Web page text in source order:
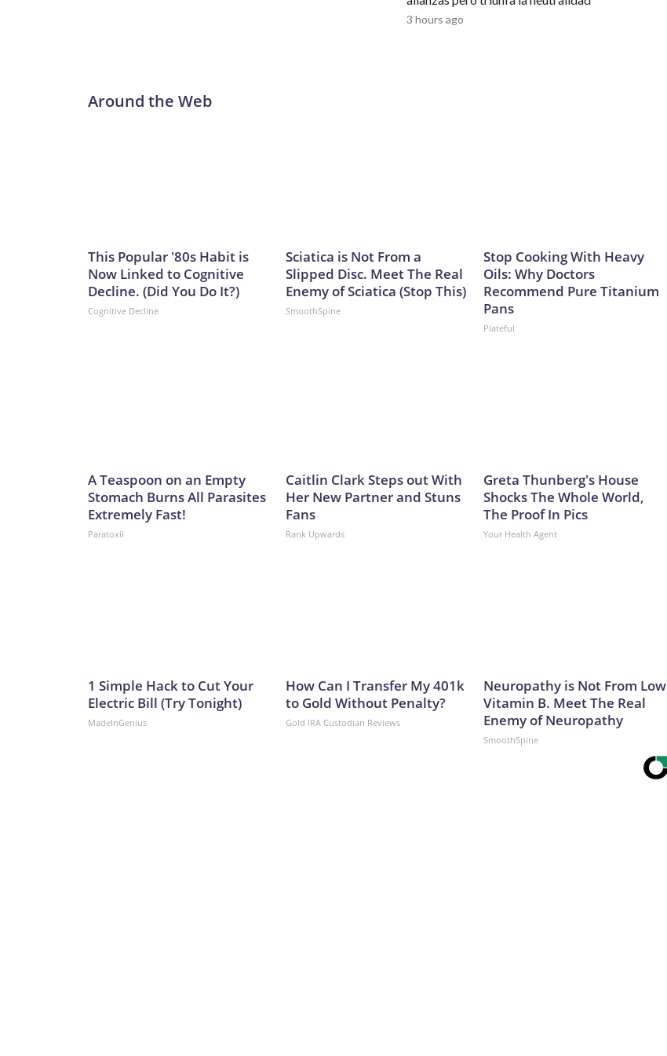
patógenos capaces de infectar células u organismos eucariotas. Estos pueden causar diversas enfermedades
que plantea la nueva investigación es menor que el de otras herramientas de IA. Esto se debe principalmente
3 hours ago
Around the Web
This Popular '80s Habit is
Now Linked to Cognitive
Decline. (Did You Do It?)
Cognitive Decline
Sciatica is Not From a
Slipped Disc. Meet The Real
Enemy of Sciatica (Stop This)
SmoothSpine
Stop Cooking With Heavy
Oils: Why Doctors
Recommend Pure Titanium
Pans
Plateful
A Teaspoon on an Empty
Stomach Burns All Parasites
Extremely Fast!
Paratoxil
Caitlin Clark Steps out With
Her New Partner and Stuns
Fans
Rank Upwards
Greta Thunberg's House
Shocks The Whole World,
The Proof In Pics
Your Health Agent
1 Simple Hack to Cut Your
Electric Bill (Try Tonight)
MadeInGenius
How Can I Transfer My 401k
to Gold Without Penalty?
Gold IRA Custodian Reviews
Neuropathy is Not From Low
Vitamin B. Meet The Real
Enemy of Neuropathy
SmoothSpine